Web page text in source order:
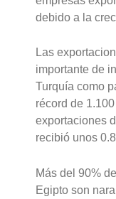
debido a la
Las
importante de
Turquía como
récord de
exportaciones
recibió unos
Más del 90%
Egipto son